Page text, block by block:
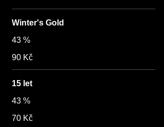
Winter's Gold
43 %
90 Kč
15 let
43 %
70 Kč